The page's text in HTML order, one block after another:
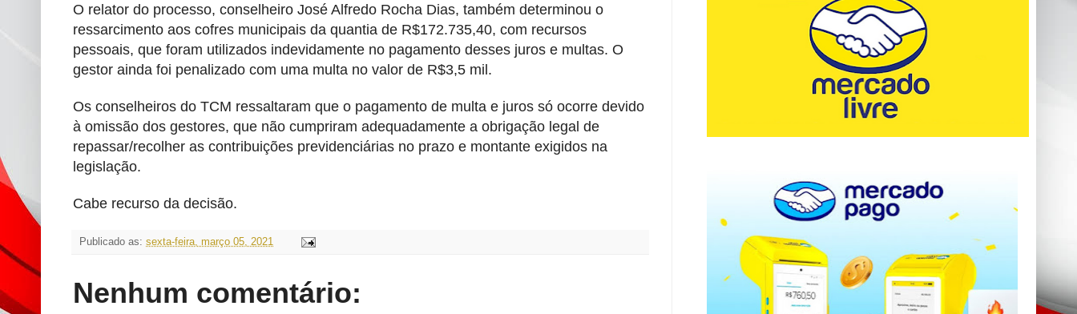
O relator do processo, conselheiro José Alfredo Rocha Dias, também determinou o
ressarcimento aos cofres municipais da quantia de R$172.735,40, com recursos
pessoais, que foram utilizados indevidamente no pagamento desses juros e multas. O
gestor ainda foi penalizado com uma multa no valor de R$3,5 mil.
Os conselheiros do TCM ressaltaram que o pagamento de multa e juros só ocorre devido
à omissão dos gestores, que não cumpriram adequadamente a obrigação legal de
repassar/recolher as contribuições previdenciárias no prazo e montante exigidos na
legislação.
Cabe recurso da decisão.
Publicado as: sexta-feira, março 05, 2021
Nenhum comentário: